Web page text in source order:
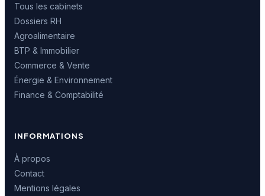
Tous les cabinets
Dossiers RH
Agroalimentaire
BTP & Immobilier
Commerce & Vente
Énergie & Environnement
Finance & Comptabilité
INFORMATIONS
À propos
Contact
Mentions légales